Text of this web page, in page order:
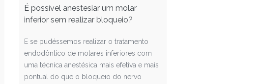
É possível anestesiar um molar
inferior sem realizar bloqueio?
E se pudéssemos realizar o tratamento
endodôntico de molares inferiores com
uma técnica anestésica mais efetiva e mais
pontual do que o bloqueio do nervo